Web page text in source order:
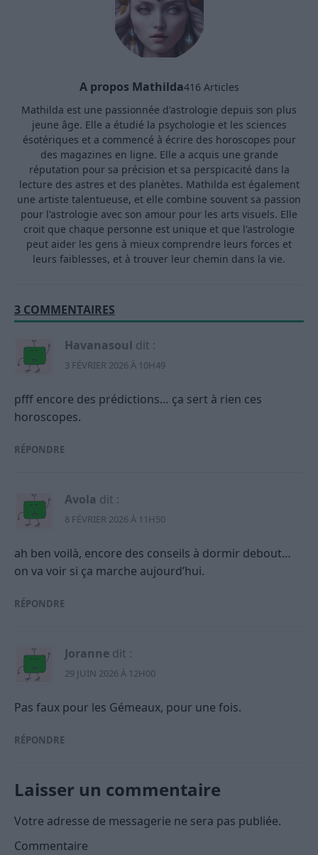
A propos Mathilda416 Articles
Mathilda est une passionnée d'astrologie depuis son plus
jeune âge. Elle a étudié la psychologie et les sciences
ésotériques et a commencé à écrire des horoscopes pour
des magazines en ligne. Elle a acquis une grande
réputation pour sa précision et sa perspicacité dans la
lecture des astres et des planètes. Mathilda est également
une artiste talentueuse, et elle combine souvent sa passion
pour l'astrologie avec son amour pour les arts visuels. Elle
croit que chaque personne est unique et que l'astrologie
peut aider les gens à mieux comprendre leurs forces et
leurs faiblesses, et à trouver leur chemin dans la vie.
3 COMMENTAIRES
Havanasoul dit :
3 FÉVRIER 2026 À 10H49
pfff encore des prédictions… ça sert à rien ces
horoscopes.
RÉPONDRE
Avola dit :
8 FÉVRIER 2026 À 11H50
ah ben voilà, encore des conseils à dormir debout…
on va voir si ça marche aujourd’hui.
RÉPONDRE
Joranne dit :
29 JUIN 2026 À 12H00
Pas faux pour les Gémeaux, pour une fois.
RÉPONDRE
Laisser un commentaire
Votre adresse de messagerie ne sera pas publiée.
Commentaire